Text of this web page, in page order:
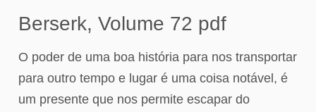
Berserk, Volume 72 pdf
O poder de uma boa história para nos transportar
para outro tempo e lugar é uma coisa notável, é
um presente que nos permite escapar do